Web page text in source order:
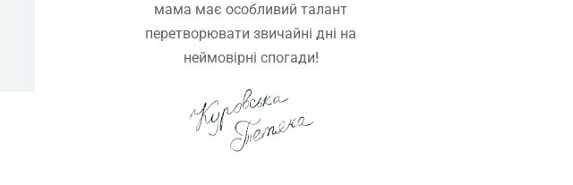
мама має особливий талант
перетворювати звичайні дні на
неймовірні спогади!